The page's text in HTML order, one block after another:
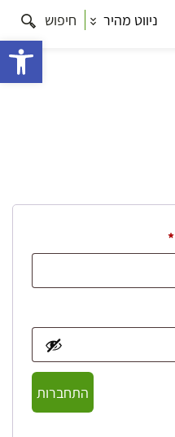
ניווט מהיר חיפוש
*חובה
התחברות